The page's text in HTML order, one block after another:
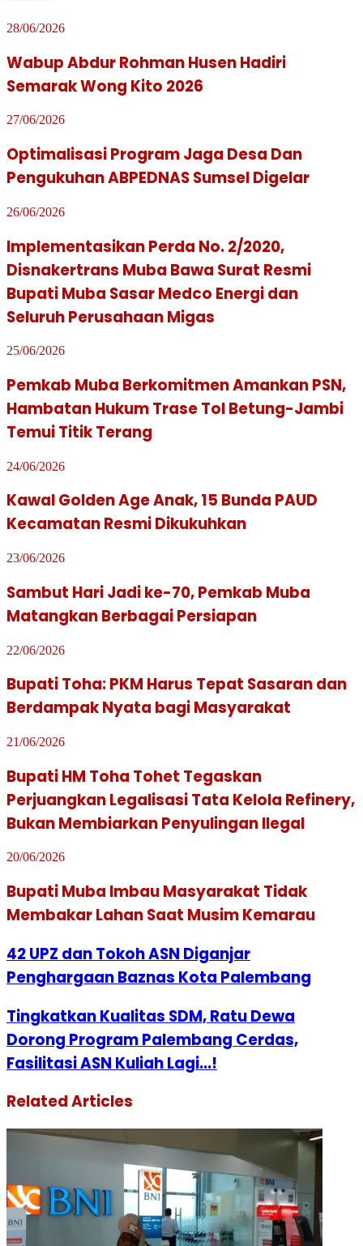
28/06/2026
Wabup Abdur Rohman Husen Hadiri
Semarak Wong Kito 2026
27/06/2026
Optimalisasi Program Jaga Desa Dan
Pengukuhan ABPEDNAS Sumsel Digelar
26/06/2026
Implementasikan Perda No. 2/2020,
Disnakertrans Muba Bawa Surat Resmi
Bupati Muba Sasar Medco Energi dan
Seluruh Perusahaan Migas
25/06/2026
Pemkab Muba Berkomitmen Amankan PSN,
Hambatan Hukum Trase Tol Betung-Jambi
Temui Titik Terang
24/06/2026
Kawal Golden Age Anak, 15 Bunda PAUD
Kecamatan Resmi Dikukuhkan
23/06/2026
Sambut Hari Jadi ke-70, Pemkab Muba
Matangkan Berbagai Persiapan
22/06/2026
Bupati Toha: PKM Harus Tepat Sasaran dan
Berdampak Nyata bagi Masyarakat
21/06/2026
Bupati HM Toha Tohet Tegaskan
Perjuangkan Legalisasi Tata Kelola Refinery,
Bukan Membiarkan Penyulingan Ilegal
20/06/2026
Bupati Muba Imbau Masyarakat Tidak
Membakar Lahan Saat Musim Kemarau
42 UPZ dan Tokoh ASN Diganjar
Penghargaan Baznas Kota Palembang
Tingkatkan Kualitas SDM, Ratu Dewa
Dorong Program Palembang Cerdas,
Fasilitasi ASN Kuliah Lagi...!
Related Articles